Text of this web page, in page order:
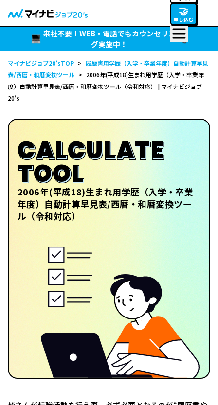
🤝
申し込む
来社不要！WEB・電話でもカウンセリン
グ実施中！
マイナビジョブ20’sTOP > 履歴書用学歴（入学・卒業年度）自動計算早見
表/西暦・和暦変換ツール > 2006年(平成18)生まれ用学歴（入学・卒業年
度）自動計算早見表/西暦・和暦変換ツール（令和対応） | マイナビジョブ
20's
CALCULATE
TOOL
2006年(平成18)生まれ用学歴（入学・卒業
年度）自動計算早見表/西暦・和暦変換ツー
ル（令和対応）